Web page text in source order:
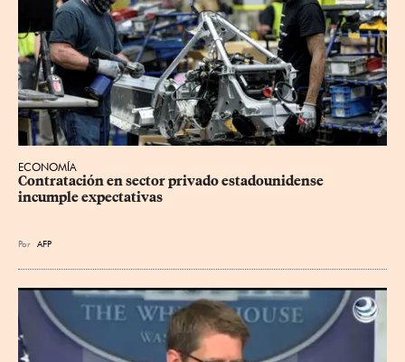
ECONOMÍA
Contratación en sector privado estadounidense
incumple expectativas
Por AFP